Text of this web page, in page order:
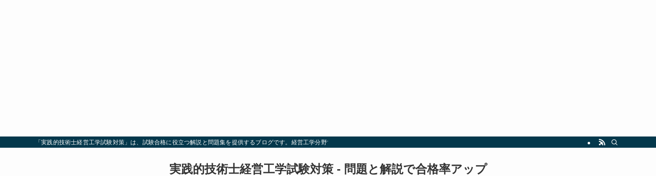
「実践的技術士経営工学試験対策」は、試験合格に役立つ解説と問題集を提供するブログです。経営工学分野での試験対策を効率的に行い、合格を目指しましょう。最新の試験情報や勉強法も随時更新中！
実践的技術士経営工学試験対策 - 問題と解説で合格率アップ